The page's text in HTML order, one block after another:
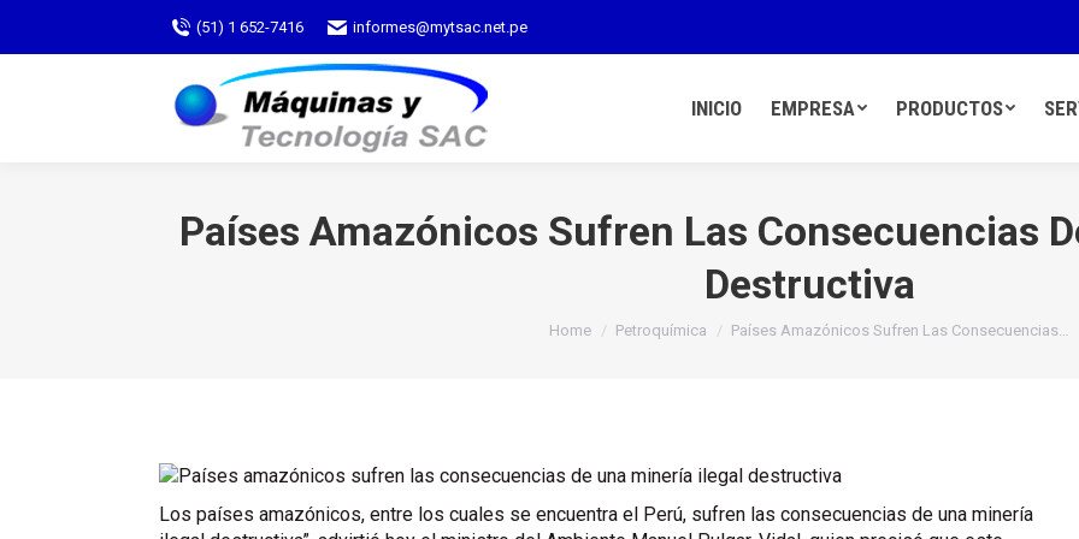
(51) 1 652-7416 informes@mytsac.net.pe
INICIO EMPRESA PRODUCTOS
Países Amazónicos Sufren Las Consecuencias
Destructiva
You are here:
Home Petroquímica Países Amazónicos Sufren Las Consecuencias…
Los países amazónicos, entre los cuales se encuentra el Perú, sufren las consecuencias de una minería